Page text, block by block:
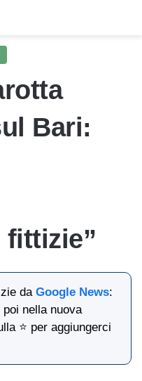
Bari:
fittizie”
daGoogle News:
poi nella nuova
⭐ per aggiungerci